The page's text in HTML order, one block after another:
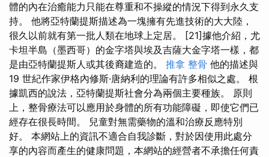
體的內在治癒能力只能在尊重和不操縱的情況下得到永久支
持。 他將亞特蘭提斯描述為一塊擁有先進技術的大大陸，
很久以前就有第一批人類在地球上定居。 [21]據他介紹，尤
卡坦半島（墨西哥）的金字塔與埃及吉薩大金字塔一樣，都
是由亞特蘭提斯人或其後裔建造的。 推拿 整骨 他的描述與
19 世紀作家伊格內修斯·唐納利的理論有許多相似之處。 根
據凱西的說法，亞特蘭提斯社會分為兩個主要種族。 原則
上，整骨療法可以應用於身體的所有功能障礙，即使它們已
經存在很長時間。 兒童對無需藥物的溫和治療反應特別
好。 本網站上的資訊不適合自我診斷，對於因使用此處分
享的內容而產生的健康問題，本網站的經營者不承擔任何責